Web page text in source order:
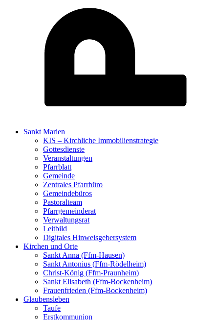
Sankt Marien
KIS – Kirchliche Immobilienstrategie
Gottesdienste
Veranstaltungen
Pfarrblatt
Gemeinde
Zentrales Pfarrbüro
Gemeindebüros
Pastoralteam
Pfarrgemeinderat
Verwaltungsrat
Leitbild
Digitales Hinweisgebersystem
Kirchen und Orte
Sankt Anna (Ffm-Hausen)
Sankt Antonius (Ffm-Rödelheim)
Christ-König (Ffm-Praunheim)
Sankt Elisabeth (Ffm-Bockenheim)
Frauenfrieden (Ffm-Bockenheim)
Glaubensleben
Taufe
Erstkommunion